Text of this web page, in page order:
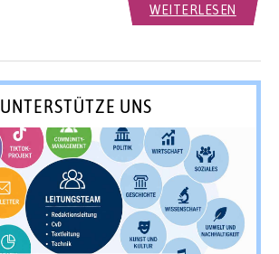
WEITERLESEN
UNTERSTÜTZE UNS